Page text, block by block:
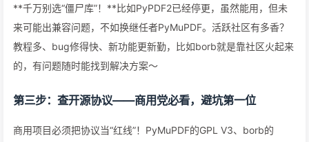
**千万别选“僵尸库”！**比如PyPDF2已经停更，虽然能用，但未
来可能出兼容问题，不如换继任者PyMuPDF。活跃社区有多香？
教程多、bug修得快、新功能更新勤，比如borb就是靠社区火起来
的，有问题随时能找到解决方案～
第三步：查开源协议——商用党必看，避坑第一位
商用项目必须把协议当“红线”！PyMuPDF的GPL V3、borb的